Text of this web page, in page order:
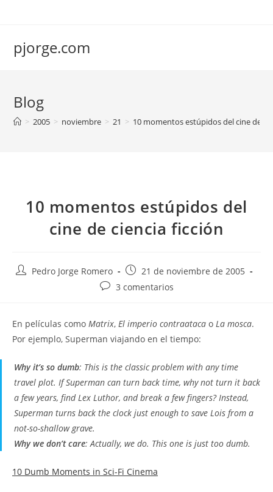
pjorge.com
Blog
> 2005 > noviembre > 21 > 10 momentos estúpidos del cine de
10 momentos estúpidos del
cine de ciencia ficción
AutorPedro Jorge Romero
Publicación
de
21 de noviembre de 2005
Comentarios
entrada:
3 comentarios
En películas como Matrix, El imperio contraataca o La mosca.
Por ejemplo, Superman viajando en el tiempo:
Why it’s so dumb: This is the classic problem with any time
travel plot. If Superman can turn back time, why not turn it back
a few years, find Lex Luthor, and break a few fingers? Instead,
Superman turns back the clock just enough to save Lois from a
not-so-shallow grave.
Why we don’t care: Actually, we do. This one is just too dumb.
10 Dumb Moments in Sci-Fi Cinema